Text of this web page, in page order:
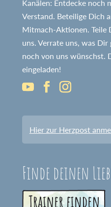
Kanälen: Entdecke noch
Verstand. Beteilige Dich
Mitmach-Aktionen. Teile
uns. Verrate uns, was
noch von uns wünschst.
eingeladen!
Hier zur Herzpost
Finde deinen